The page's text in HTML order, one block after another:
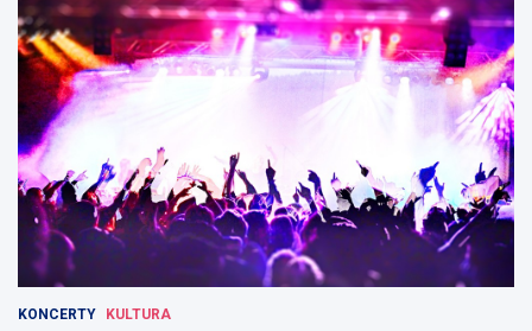
KONCERTY KULTURA